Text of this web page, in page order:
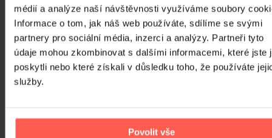
médií a analýze naší návštěvnosti využíváme soubory
Informace o tom, jak náš web používáte, sdílíme se svými
partnery pro sociální média, inzerci a analýzy. Partneři tyto
údaje mohou zkombinovat s dalšími informacemi, které jste
poskytli nebo které získali v důsledku toho, že používáte
služby.
Povolit vše
CD
1
Počet MC
Počet DVD
Počet BD
Počet KiT